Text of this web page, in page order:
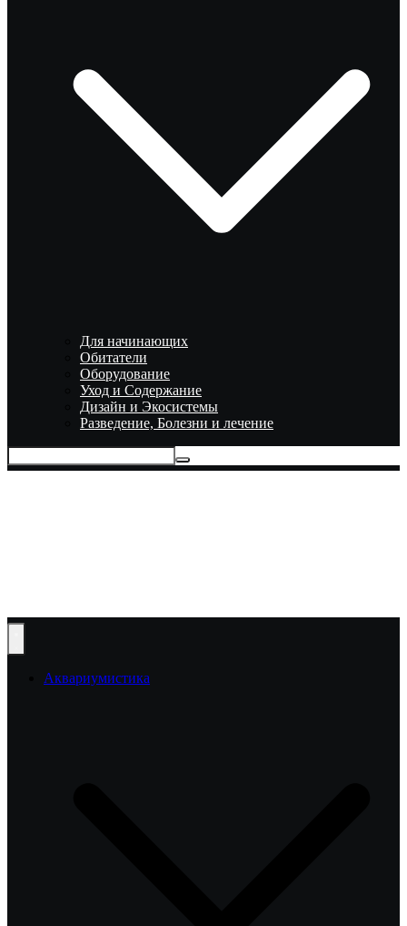
Для начинающих
Обитатели
Оборудование
Уход и Содержание
Дизайн и Экосистемы
Разведение, Болезни и лечение
Аквариумистика